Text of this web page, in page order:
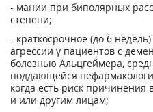
- мании при биполярных
степени;
- краткосрочное (до 6
агрессии у пациентов с
болезнью Альцгеймера,
поддающейся
когда есть риск
и или другим лицам;